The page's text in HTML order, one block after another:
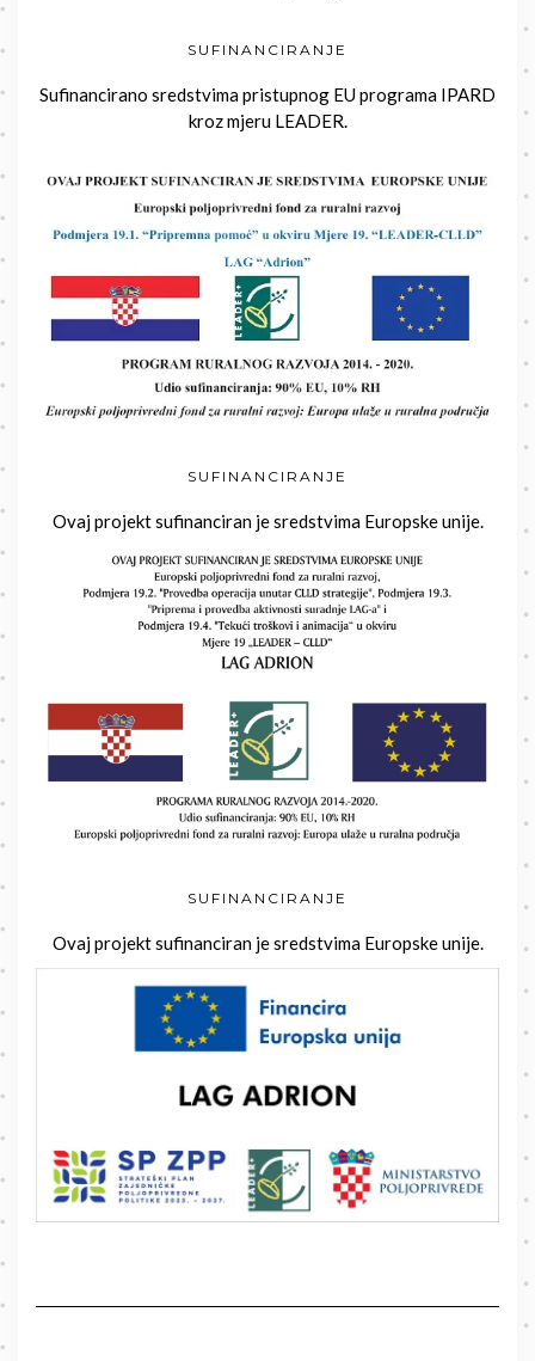
SUFINANCIRANJE
Sufinancirano sredstvima pristupnog EU programa IPARD
kroz mjeru LEADER.
SUFINANCIRANJE
Ovaj projekt sufinanciran je sredstvima Europske unije.
SUFINANCIRANJE
Ovaj projekt sufinanciran je sredstvima Europske unije.